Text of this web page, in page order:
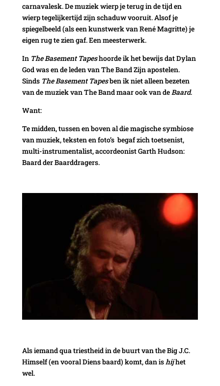
carnavalesk. De muziek wierp je terug in de tijd en
wierp tegelijkertijd zijn schaduw vooruit. Alsof je
spiegelbeeld (als een kunstwerk van René Magritte) je
eigen rug te zien gaf. Een meesterwerk.
In The Basement Tapeshoorde ik het bewijs dat Dylan
God was en de leden van The Band Zijn apostelen.
Sinds The Basement Tapesben ik niet alleen bezeten
van de muziek van The Band maar ook van deBaard.
Want:
Te midden, tussen en boven al die magische symbiose
van muziek, teksten en foto’s begaf zich toetsenist,
multi-instrumentalist, accordeonist Garth Hudson:
Baard der Baarddragers.
Als iemand qua triestheid in de buurt van the Big J.C.
Himself (en vooral Diens baard) komt, dan ishijhet
wel.